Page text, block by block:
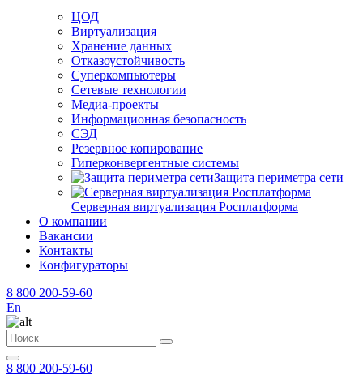
ЦОД
Виртуализация
Хранение данных
Отказоустойчивость
Суперкомпьютеры
Сетевые технологии
Медиа-проекты
Информационная безопасность
СЭД
Резервное копирование
Гиперконвергентные системы
Защита периметра сети
Серверная виртуализация Росплатформа
О компании
Вакансии
Контакты
Конфигураторы
8 800 200-59-60
En
8 800 200-59-60